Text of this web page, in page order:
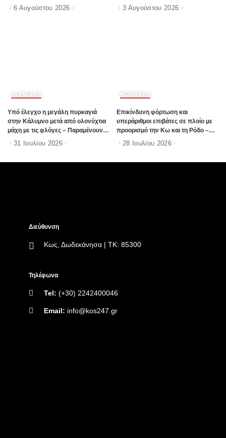
καλοκαιρινής σεζόν
6 Αυγούστου 2026
(Φωτορεπορτάζ Ε97)
3 Αυγούστου 2026
ΚΟΙΝΩΝΙΑ
Υπό έλεγχο η μεγάλη πυρκαγιά
στην Κάλυμνο μετά από ολονύχτια
μάχη με τις φλόγες – Παραμένουν
ισχυρές δυνάμεις στην περιοχή
31 Ιουλίου 2026
ΚΟΙΝΩΝΙΑ
Επικίνδυνη φόρτωση και
υπεράριθμοι επιβάτες σε πλοίο με
προορισμό την Κω και τη Ρόδο –
Συνελήφθη ο πλοίαρχος μετά από
28 Ιουλίου 2026
Διεύθυνση
Κως, Δωδεκάνησα | ΤΚ: 85300
Τηλέφωνα
Tel: (+30) 2242400046
Email: info@kos247.gr